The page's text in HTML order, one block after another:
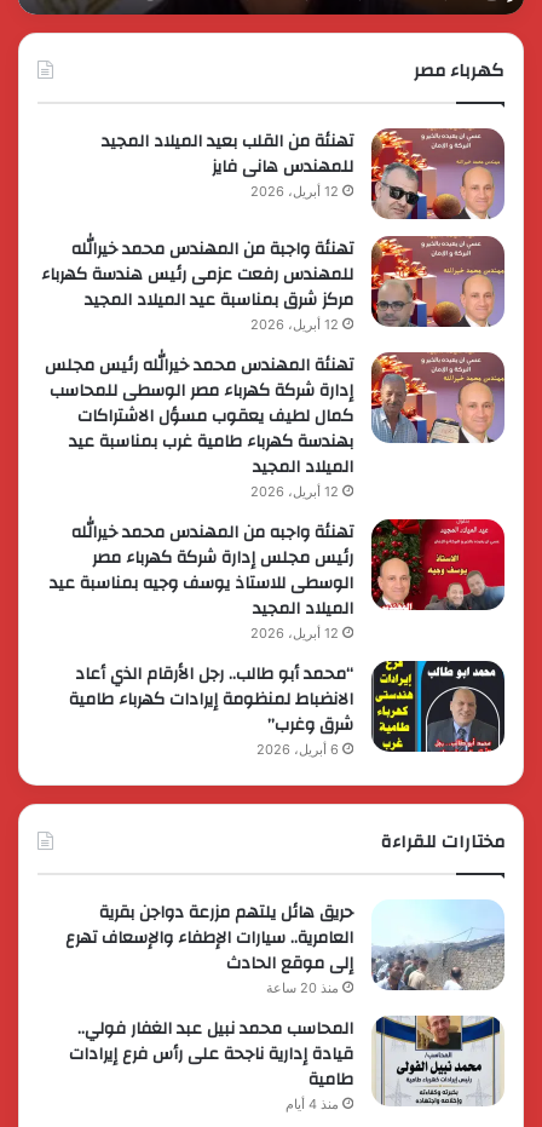
عضوية
المجموعة
الوزارية
كهرباء مصر
تهنئة من القلب بعيد الميلاد المجيد
للمهندس هانى فايز
12 أبريل، 2026
تهنئة واجبة من المهندس محمد خيرالله
للمهندس رفعت عزمى رئيس هندسة كهرباء
مركز شرق بمناسبة عيد الميلاد المجيد
12 أبريل، 2026
تهنئة المهندس محمد خيرالله رئيس مجلس
إدارة شركة كهرباء مصر الوسطى للمحاسب
كمال لطيف يعقوب مسؤل الاشتراكات
بهندسة كهرباء طامية غرب بمناسبة عيد
الميلاد المجيد
12 أبريل، 2026
تهنئة واجبه من المهندس محمد خيرالله
رئيس مجلس إدارة شركة كهرباء مصر
الوسطى للاستاذ يوسف وجيه بمناسبة عيد
الميلاد المجيد
12 أبريل، 2026
“محمد أبو طالب.. رجل الأرقام الذي أعاد
الانضباط لمنظومة إيرادات كهرباء طامية
شرق وغرب”
6 أبريل، 2026
مختارات للقراءة
حريق هائل يلتهم مزرعة دواجن بقرية
العامرية.. سيارات الإطفاء والإسعاف تهرع
إلى موقع الحادث
منذ 20 ساعة
المحاسب محمد نبيل عبد الغفار فولي..
قيادة إدارية ناجحة على رأس فرع إيرادات
طامية
منذ 4 أيام